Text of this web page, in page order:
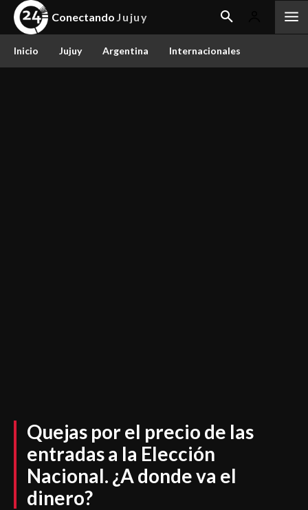
Conectando Jujuy
Inicio Jujuy Argentina Internacionales
Quejas por el precio de las
entradas a la Elección
Nacional. ¿A donde va el
dinero?